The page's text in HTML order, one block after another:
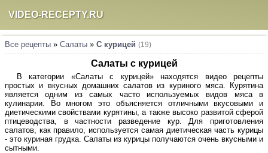
VIDEO-RECEPTY.RU
Все рецепты » Салаты » С курицей (19)
Салаты с курицей
В категории «Салаты с курицей» находятся видео рецепты
простых и вкусных домашних салатов из куриного мяса. Курятина
является одним из самых часто используемых видов мяса в
кулинарии. Во многом это объясняется отличными вкусовыми и
диетическими свойствами курятины, а также высоко развитой сферой
птицеводства, в частности разведение кур. Для приготовления
салатов, как правило, используется самая диетическая часть курицы
- это куриная грудка. Салаты из курицы получаются очень вкусными и
сытными.